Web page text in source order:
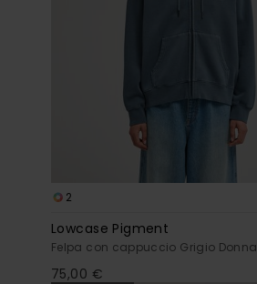
2
Lowcase Pigment
Felpa con cappuccio Grigio Donna
75,00 €